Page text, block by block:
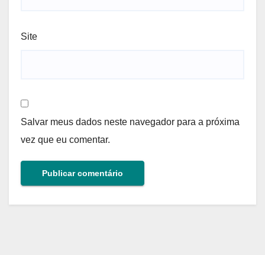
Site
Salvar meus dados neste navegador para a próxima
vez que eu comentar.